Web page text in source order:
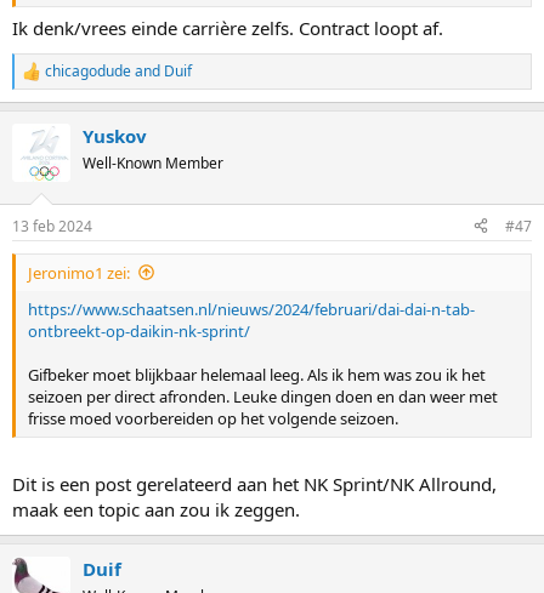
Ik denk/vrees einde carrière zelfs. Contract loopt af.
R
e
t
s
:
chicagodudeand Duif
Yuskov
Well-Known Member
13 feb 2024 #47
Jeronimo1 zei:
https://www.schaatsen.nl/nieuws/2024/februari/dai-dai-n-tab-
ontbreekt-op-daikin-nk-sprint/
Gifbeker moet blijkbaar helemaal leeg. Als ik hem was zou ik het
seizoen per direct afronden. Leuke dingen doen en dan weer met
frisse moed voorbereiden op het volgende seizoen.
Dit is een post gerelateerd aan het NK Sprint/NK Allround,
maak een topic aan zou ik zeggen.
Duif